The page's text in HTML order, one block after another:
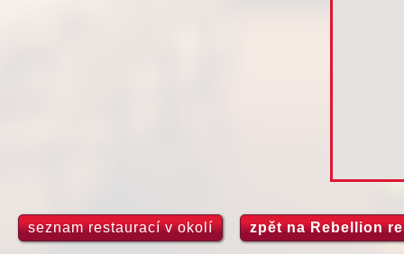
seznam restaurací v okolí zpět na Rebellion